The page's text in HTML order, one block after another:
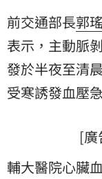
前交通部長郭
表示，主動脈
發於半夜至清
受寒誘發血壓
[
輔大醫院心臟